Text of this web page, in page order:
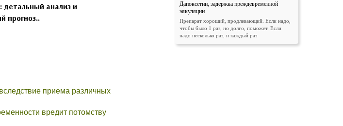
детальный анализ и
прогноз..
приема различных
вредит потомству
Дапоксетин, задержка преждевременной
эякуляции
Препарат хороший, продлевающий. Если надо,
чтобы было 1 раз, но долго, поможет. Если
надо несколько раз, и каждый раз